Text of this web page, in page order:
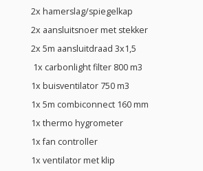
2x hamerslag/spiegelkap
2x aansluitsnoer met stekker
2x 5m aansluitdraad 3x1,5
1x carbonlight filter 800 m3
1x buisventilator 750 m3
1x 5m combiconnect 160 mm
1x thermo hygrometer
1x fan controller
1x ventilator met klip